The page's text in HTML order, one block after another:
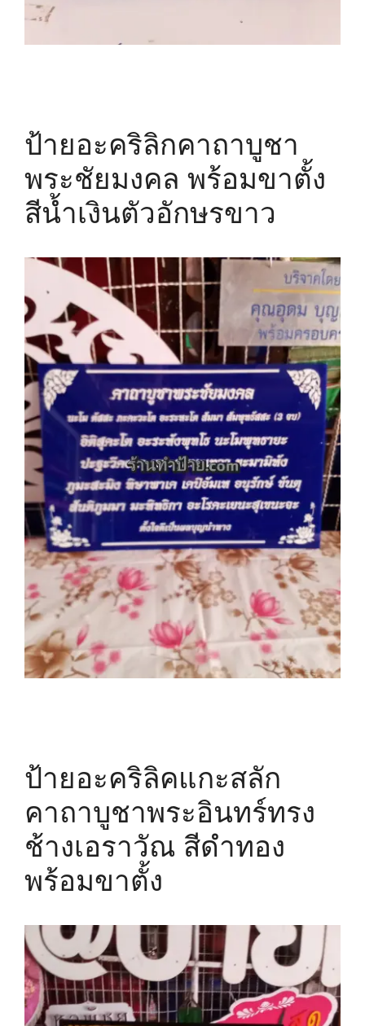
ป้ายอะคริลิกคาถาบูชา
พระชัยมงคล พร้อมขาตั้ง
สีน้ำเงินตัวอักษรขาว
ป้ายอะคริลิคแกะสลัก
คาถาบูชาพระอินทร์ทรง
ช้างเอราวัณ สีดำทอง
พร้อมขาตั้ง